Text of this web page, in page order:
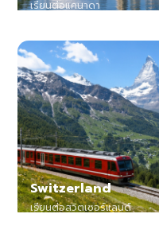
เรียนต่อแคนาดา
Switzerland
เรียนต่อสวิตเซอร์แลนด์